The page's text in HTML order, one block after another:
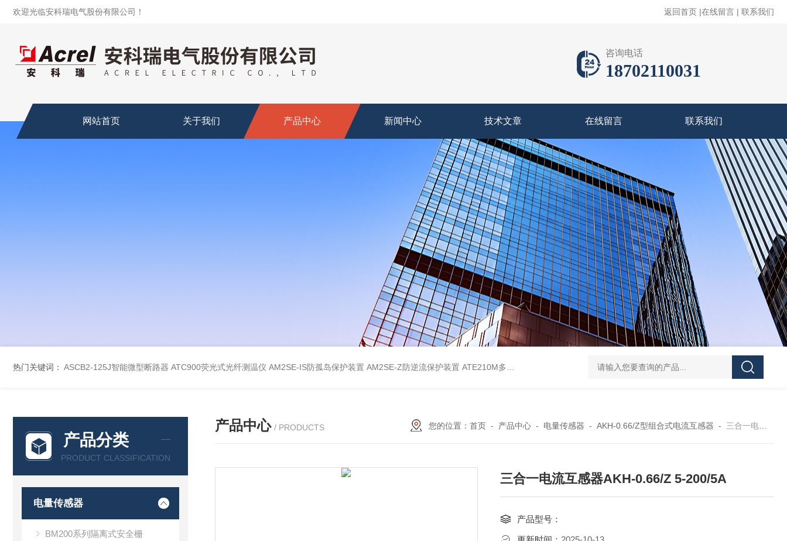
欢迎光临安科瑞电气股份有限公司！ 返回首页 |在线留言 | 联系我们
咨询电话
18702110031
网站首页 关于我们 产品中心 新闻中心 技术文章 在线留言 联系我们
热门关键词： ASCB2-125J智能微型断路器 ATC900荧光式光纤测温仪 AM2SE-IS防孤岛保护装置 AM2SE-Z防逆流保护装置 ATE210M多回路复合型温度传感器 ATE210S单回路复合型温度传感器 DJSF1352-D-
产品分类
PRODUCT CLASSIFICATION
电量传感器
BM200系列隔离式安全栅
产品中心 / PRODUCTS 您的位置： 首页- 产品中心- 电量传感器 - AKH-0.66/Z型组合式电流互感器 - 三合一电流互感器AKH-0.66/Z 5-200/5A
三合一电流互感器AKH-0.66/Z 5-200/5A
产品型号：